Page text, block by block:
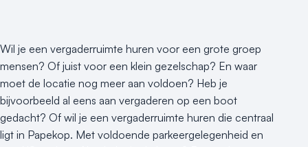
Wil je een vergaderruimte huren voor een grote groep
mensen? Of juist voor een klein gezelschap? En waar
moet de locatie nog meer aan voldoen? Heb je
bijvoorbeeld al eens aan vergaderen op een boot
gedacht? Of wil je een vergaderruimte huren die centraal
ligt in Papekop. Met voldoende parkeergelegenheid en